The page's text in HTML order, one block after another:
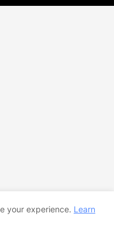
your experience. Learn